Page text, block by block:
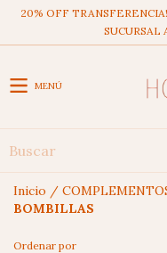
20% OFF
SUCURSAL
MENÚ
Inicio /
BOMBILLAS
Ordenar por